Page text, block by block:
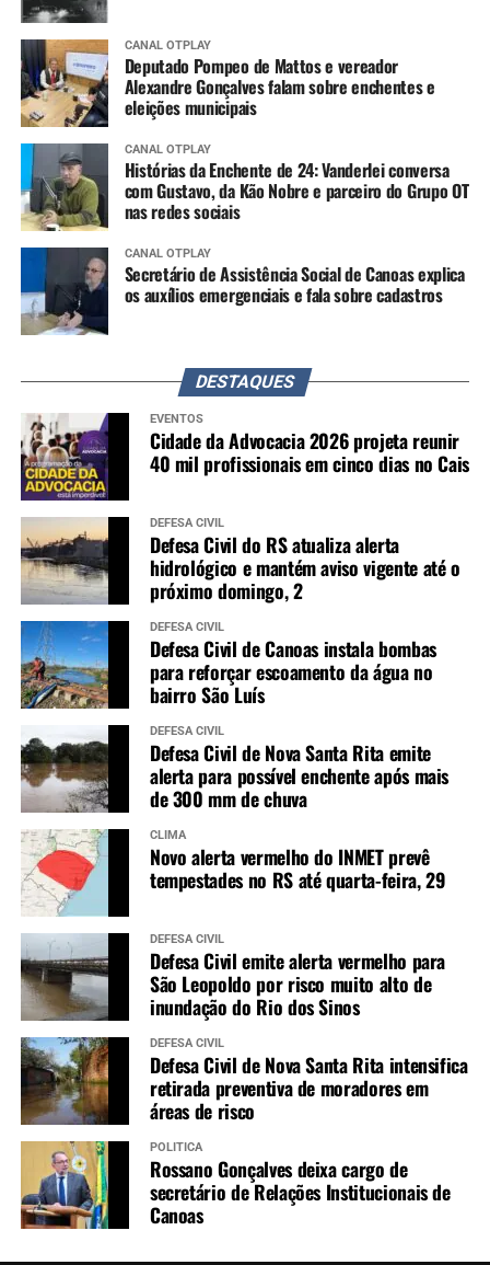
CANAL OTPLAY
Deputado Pompeo de Mattos e vereador
Alexandre Gonçalves falam sobre enchentes e
eleições municipais
CANAL OTPLAY
Histórias da Enchente de 24: Vanderlei conversa
com Gustavo, da Kão Nobre e parceiro do Grupo OT
nas redes sociais
CANAL OTPLAY
Secretário de Assistência Social de Canoas explica
os auxílios emergenciais e fala sobre cadastros
DESTAQUES
EVENTOS
Cidade da Advocacia 2026 projeta reunir
40 mil profissionais em cinco dias no Cais
DEFESA CIVIL
Defesa Civil do RS atualiza alerta
hidrológico e mantém aviso vigente até o
próximo domingo, 2
DEFESA CIVIL
Defesa Civil de Canoas instala bombas
para reforçar escoamento da água no
bairro São Luís
DEFESA CIVIL
Defesa Civil de Nova Santa Rita emite
alerta para possível enchente após mais
de 300 mm de chuva
CLIMA
Novo alerta vermelho do INMET prevê
tempestades no RS até quarta-feira, 29
DEFESA CIVIL
Defesa Civil emite alerta vermelho para
São Leopoldo por risco muito alto de
inundação do Rio dos Sinos
DEFESA CIVIL
Defesa Civil de Nova Santa Rita intensifica
retirada preventiva de moradores em
áreas de risco
POLÍTICA
Rossano Gonçalves deixa cargo de
secretário de Relações Institucionais de
Canoas